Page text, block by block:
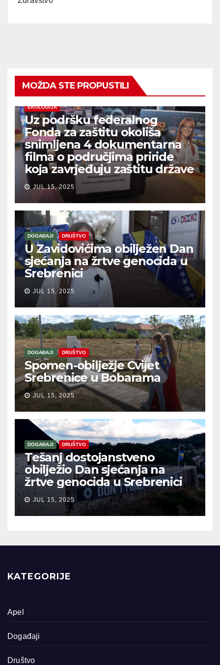
MOŽDA STE PROPUSTILI
EKOLOGIJA
Uz podršku federalnog
Fonda za zaštitu okoliša
snimljena 4 dokumentarna
filma o područjima priride
koja zavrjeđuju zaštitu države
JUL 15, 2025
DOGAĐAJI DRUŠTVO
U Zavidovićima obilježen Dan
sjećanja na žrtve genocida u
Srebrenici
JUL 15, 2025
DOGAĐAJI DRUŠTVO
Spomen-obilježje Cvijet
Srebrenice u Bobarama
JUL 15, 2025
DOGAĐAJI DRUŠTVO
Tešanj dostojanstveno
obilježio Dan sjećanja na
žrtve genocida u Srebrenici
JUL 15, 2025
KATEGORIJE
Apel
Događaji
Društvo